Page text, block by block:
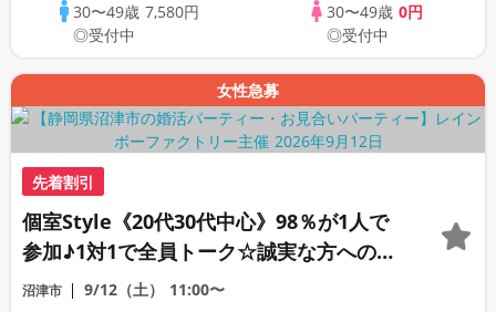
30〜49歳 7,580円
◎受付中
30〜49歳 0円
◎受付中
女性急募
先着割引
個室Style《20代30代中心》98％が1人で
参加♪1対1で全員トーク☆誠実な方への婚
活パーティー
沼津市 9/12（土） 11:00〜